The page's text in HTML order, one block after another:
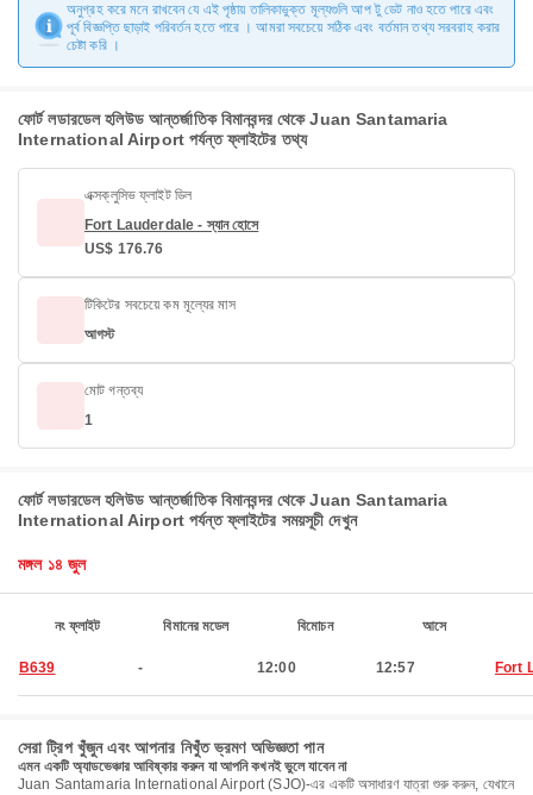
অনুগ্রহ করে মনে রাখবেন যে এই পৃষ্ঠায় তালিকাভুক্ত মূল্যগুলি আপ টু ডেট নাও হতে পারে এবং
পূর্ব বিজ্ঞপ্তি ছাড়াই পরিবর্তন হতে পারে । আমরা সবচেয়ে সঠিক এবং বর্তমান তথ্য সরবরাহ করার
চেষ্টা করি ।
ফোর্ট লডারডেল হলিউড আন্তর্জাতিক বিমানবন্দর থেকে Juan Santamaria
International Airport পর্যন্ত ফ্লাইটের তথ্য
এক্সক্লুসিভ ফ্লাইট ডিল
Fort Lauderdale - স্যান হোসে
US$ 176.76
টিকিটের সবচেয়ে কম মূল্যের মাস
আগস্ট
মোট গন্তব্য
1
ফোর্ট লডারডেল হলিউড আন্তর্জাতিক বিমানবন্দর থেকে Juan Santamaria
International Airport পর্যন্ত ফ্লাইটের সময়সূচী দেখুন
মঙ্গল ১৪ জুল
নং ফ্লাইট বিমানের মডেল বিমোচন আসে
B639 - 12:00 12:57 Fort
সেরা ট্রিপ খুঁজুন এবং আপনার নিখুঁত ভ্রমণ অভিজ্ঞতা পান
এমন একটি অ্যাডভেঞ্চার আবিষ্কার করুন যা আপনি কখনই ভুলে যাবেন না
Juan Santamaria International Airport (SJO)-এর একটি অসাধারণ যাত্রা শুরু করুন, যেখানে